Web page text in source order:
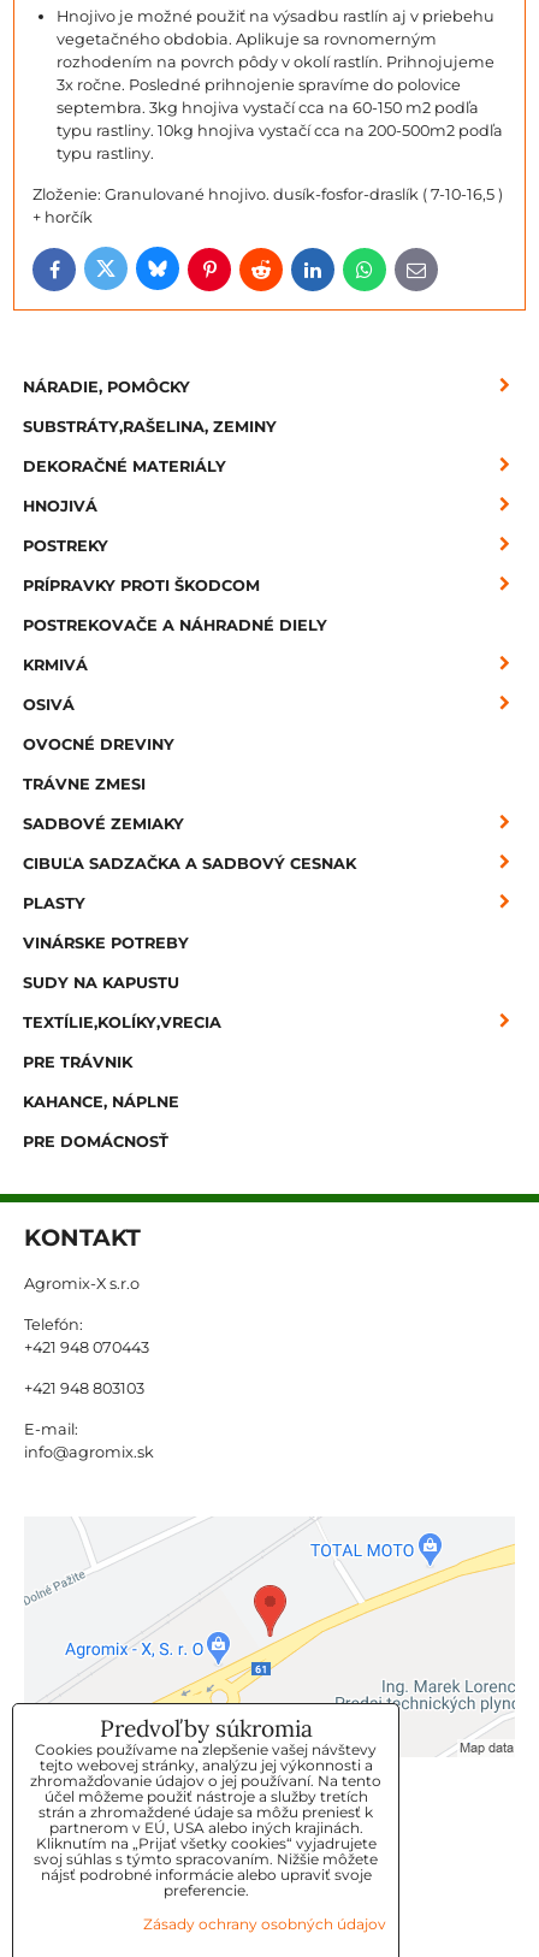
Hnojivo je možné použiť na výsadbu rastlín aj v priebehu
vegetačného obdobia. Aplikuje sa rovnomerným
rozhodením na povrch pôdy v okolí rastlín. Prihnojujeme
3x ročne. Posledné prihnojenie spravíme do polovice
septembra. 3kg hnojiva vystačí cca na 60-150 m2 podľa
typu rastliny. 10kg hnojiva vystačí cca na 200-500m2 podľa
typu rastliny.
Zloženie: Granulované hnojivo. dusík-fosfor-draslík ( 7-10-16,5 )
+ horčík
FacebookTwitterBlueskyPinterestRedditLinkedInWhatsApp
E-
mail
NÁRADIE, POMÔCKY
SUBSTRÁTY,RAŠELINA, ZEMINY
DEKORAČNÉ MATERIÁLY
HNOJIVÁ
POSTREKY
PRÍPRAVKY PROTI ŠKODCOM
POSTREKOVAČE A NÁHRADNÉ DIELY
KRMIVÁ
OSIVÁ
OVOCNÉ DREVINY
TRÁVNE ZMESI
SADBOVÉ ZEMIAKY
CIBUĽA SADZAČKA A SADBOVÝ CESNAK
PLASTY
VINÁRSKE POTREBY
SUDY NA KAPUSTU
TEXTÍLIE,KOLÍKY,VRECIA
PRE TRÁVNIK
KAHANCE, NÁPLNE
PRE DOMÁCNOSŤ
KONTAKT
Agromix-X s.r.o
Telefón:
+421 948 070443
+421 948 803103
E-mail:
info@agromix.sk
KLIENTSKÝ SERVIS
GDPR
KONTAKT
OBJEDNÁVKY
Predvoľby súkromia
Cookies používame na zlepšenie vašej návštevy
tejto webovej stránky, analýzu jej výkonnosti a
zhromažďovanie údajov o jej používaní. Na tento
účel môžeme použiť nástroje a služby tretích
strán a zhromaždené údaje sa môžu preniesť k
partnerom v EÚ, USA alebo iných krajinách.
Kliknutím na „Prijať všetky cookies“ vyjadrujete
svoj súhlas s týmto spracovaním. Nižšie môžete
nájsť podrobné informácie alebo upraviť svoje
preferencie.
Zásady ochrany osobných údajov